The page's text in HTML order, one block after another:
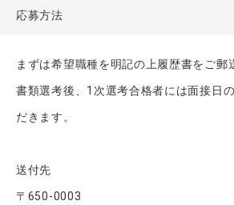
応募方法
まずは希望職種を明記の上履歴書をご郵
書類選考後、1次選考合格者には面接日
だきます。
送付先
〒650-0003